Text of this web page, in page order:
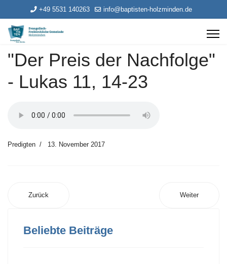
+49 5531 140263 info@baptisten-holzminden.de
"Der Preis der Nachfolge"
- Lukas 11, 14-23
Predigten 13. November 2017
Zurück Weiter
Beliebte Beiträge